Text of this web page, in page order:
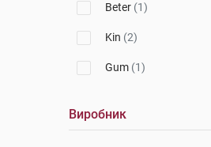
Beter (1)
Kin (2)
Gum (1)
Виробник